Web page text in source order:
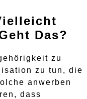
Das?
zu
zu tun, die
anwerben
dass